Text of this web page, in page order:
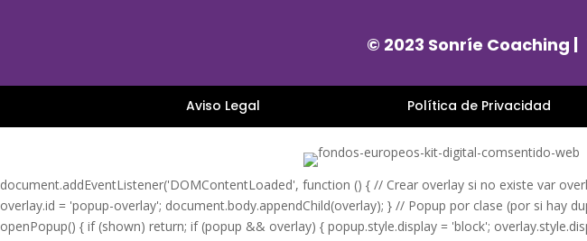
© 2023 Sonríe Coaching |
Aviso Legal Política de Privacidad
document.addEventListener('DOMContentLoaded', function () { // Crear overlay si no existe var
overlay.id = 'popup-overlay'; document.body.appendChild(overlay); } // Popup por clase (por si
openPopup() { if (shown) return; if (popup && overlay) { popup.style.display = 'block';